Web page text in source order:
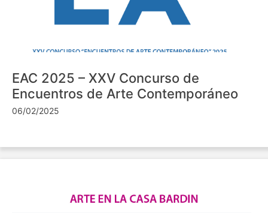
EAC 2025 – XXV Concurso de
Encuentros de Arte Contemporáneo
06/02/2025